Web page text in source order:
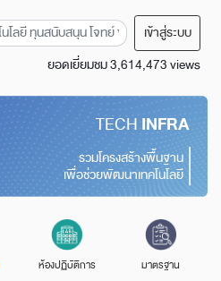
เข้าสู่ระบบ
ยอดเยี่ยมชม 3,614,473 views
TECHINFRA
รวมโครงสร้างพื้นฐาน
เพื่อช่วยพัฒนาเทคโนโลยี
ห้องปฏิบัติการ มาตรฐาน